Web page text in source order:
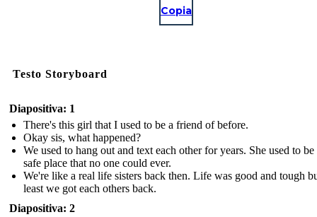
Copia
Testo Storyboard
Diapositiva: 1
There's this girl that I used to be a friend of before.
Okay sis, what happened?
We used to hang out and text each other for years. She used to
safe place that no one could ever.
We're like a real life sisters back then. Life was good and tough
least we got each others back.
Diapositiva: 2